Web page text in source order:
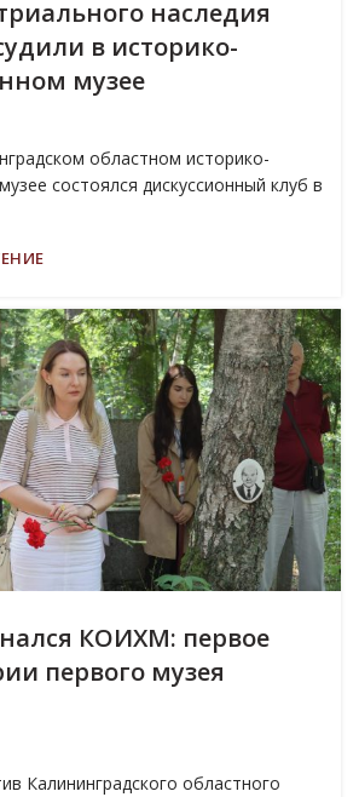
наследия
в историко-
музее
областном историко-
состоялся дискуссионный клуб в
КОИХМ: первое
первого музея
Калининградского областного